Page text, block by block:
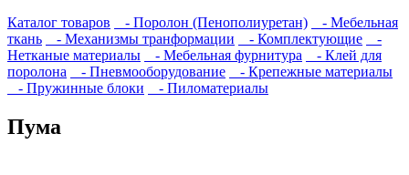
Каталог товаров
- Поролон (Пенополиуретан)
- Мебельная
ткань
- Механизмы транформации - Комплектующие
-
Нетканые материалы
- Мебельная фурнитура
- Клей для
поролона
- Пневмооборудование
- Крепежные материалы
- Пружинные блоки
- Пиломатериалы
Пума